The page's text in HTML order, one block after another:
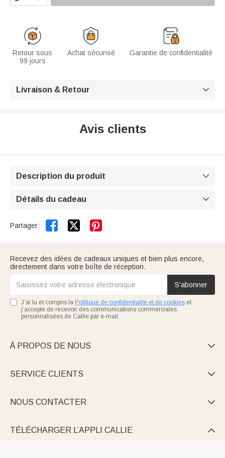
Retour sous
99 jours
Achat sécurisé Garantie de confidentialité
Livraison & Retour 
Avis clients
Description du produit 
Détails du cadeau 
Partager:  
Recevez des idées de cadeaux uniques et bien plus encore,
directement dans votre boîte de réception.
S'abonner
J’ai lu et compris la Politique de confidentialité et de cookies et
j’accepte de recevoir des communications commerciales
personnalisées de Callie par e-mail.
À PROPOS DE NOUS 
SERVICE CLIENTS 
NOUS CONTACTER 
TÉLÉCHARGER L’APPLI CALLIE 